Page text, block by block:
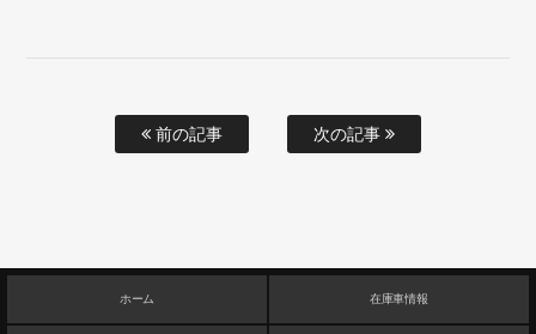
前の記事 次の記事
ホーム 在庫車情報